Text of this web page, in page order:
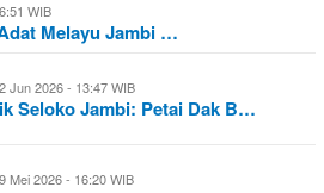
WIB
Melayu Jambi …
Jun 2026 - 13:47 WIB
Seloko Jambi: Petai Dak B…
Mei 2026 - 16:20 WIB